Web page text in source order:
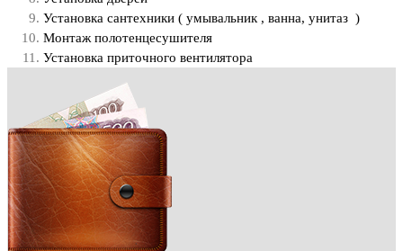
Установка сантехники ( умывальник , ванна, унитаз )
Монтаж полотенцесушителя
Установка приточного вентилятора